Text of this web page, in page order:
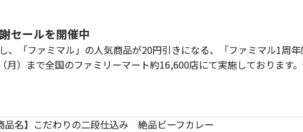
セールを開催中
「ファミマル」の人気商品が20円引きになる、「ファミマル1周
）まで全国のファミリーマート約16,600店にて実施しております
品名】こだわりの二段仕込み 絶品ビーフカレー